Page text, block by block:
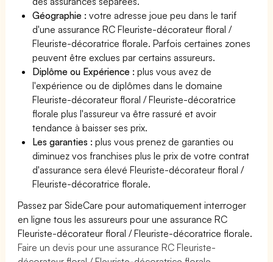
Géographie :votre adresse joue peu dans le tarif
d'une assurance RC Fleuriste-décorateur floral /
Fleuriste-décoratrice florale. Parfois certaines zones
peuvent être exclues par certains assureurs.
Diplôme ou Expérience :plus vous avez de
l'expérience ou de diplômes dans le domaine
Fleuriste-décorateur floral / Fleuriste-décoratrice
florale plus l'assureur va être rassuré et avoir
tendance à baisser ses prix.
Les garanties :plus vous prenez de garanties ou
diminuez vos franchises plus le prix de votre contrat
d'assurance sera élevé Fleuriste-décorateur floral /
Fleuriste-décoratrice florale.
Passez par SideCare pour automatiquement interroger
en ligne tous les assureurs pour une assurance RC
Fleuriste-décorateur floral / Fleuriste-décoratrice florale.
Faire un devis pour une assurance RC Fleuriste-